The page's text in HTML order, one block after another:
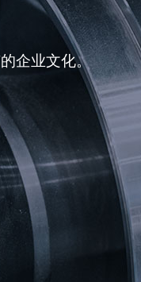
企业文化。